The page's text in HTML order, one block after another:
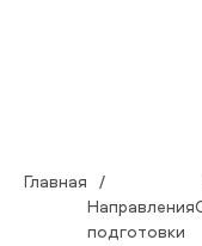
Главная
Направления
подготовки